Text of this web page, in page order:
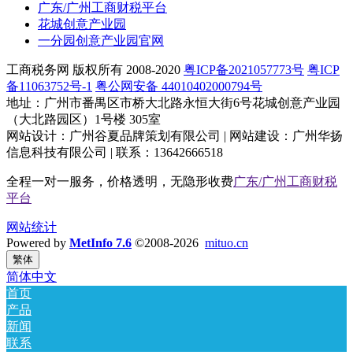
广东/广州工商财税平台
花城创意产业园
一分园创意产业园官网
工商税务网 版权所有 2008-2020 粤ICP备2021057773号 粤ICP
备11063752号-1 粤公网安备 44010402000794号
地址：广州市番禺区市桥大北路永恒大街6号花城创意产业园
（大北路园区）1号楼 305室
网站设计：广州谷夏品牌策划有限公司 | 网站建设：广州华扬
信息科技有限公司 | 联系：13642666518
全程一对一服务，价格透明，无隐形收费广东/广州工商财税
平台
网站统计
Powered by MetInfo 7.6 ©2008-2026 mituo.cn
繁体
简体中文
首页
产品
新闻
联系